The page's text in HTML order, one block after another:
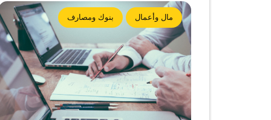
مال وأعمال بنوك ومصارف